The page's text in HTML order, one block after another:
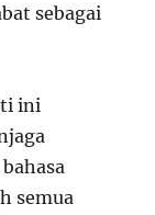
sebagai
ini
semua